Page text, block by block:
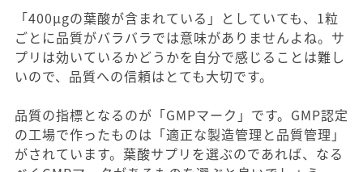
「400μgの葉酸が含まれている」としていても、1粒
ごとに品質がバラバラでは意味がありませんよね。サ
プリは効いているかどうかを自分で感じることは難し
いので、品質への信頼はとても大切です。
品質の指標となるのが「GMPマーク」です。GMP認定
の工場で作ったものは「適正な製造管理と品質管理」
がされています。葉酸サプリを選ぶのであれば、なる